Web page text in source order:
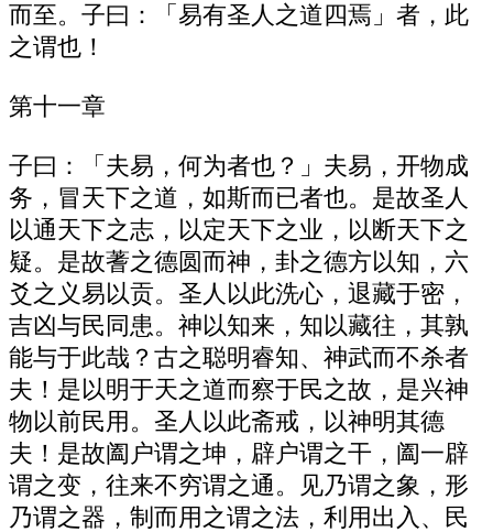
而至。子曰：「易有圣人之道四焉」者，此
之谓也！
第十一章
子曰：「夫易，何为者也？」夫易，开物成
务，冒天下之道，如斯而已者也。是故圣人
以通天下之志，以定天下之业，以断天下之
疑。是故蓍之德圆而神，卦之德方以知，六
爻之义易以贡。圣人以此洗心，退藏于密，
吉凶与民同患。神以知来，知以藏往，其孰
能与于此哉？古之聪明睿知、神武而不杀者
夫！是以明于天之道而察于民之故，是兴神
物以前民用。圣人以此斋戒，以神明其德
夫！是故阖户谓之坤，辟户谓之干，阖一辟
谓之变，往来不穷谓之通。见乃谓之象，形
乃谓之器，制而用之谓之法，利用出入、民